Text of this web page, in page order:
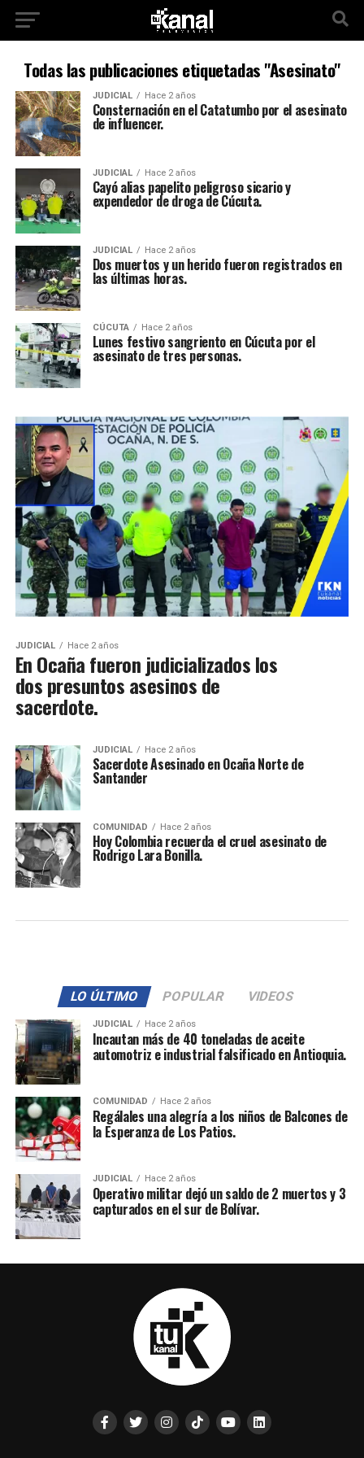
Todas las publicaciones etiquetadas "Asesinato"
JUDICIAL Hace 2 años
Consternación en el Catatumbo por el asesinato
de influencer.
JUDICIAL Hace 2 años
Cayó alias papelito peligroso sicario y
expendedor de droga de Cúcuta.
JUDICIAL Hace 2 años
Dos muertos y un herido fueron registrados en
las últimas horas.
CÚCUTA Hace 2 años
Lunes festivo sangriento en Cúcuta por el
asesinato de tres personas.
JUDICIAL Hace 2 años
En Ocaña fueron judicializados los
dos presuntos asesinos de
sacerdote.
JUDICIAL Hace 2 años
Sacerdote Asesinado en Ocaña Norte de
Santander
COMUNIDAD Hace 2 años
Hoy Colombia recuerda el cruel asesinato de
Rodrigo Lara Bonilla.
LO ÚLTIMO POPULAR VIDEOS
JUDICIAL Hace 2 años
Incautan más de 40 toneladas de aceite
automotriz e industrial falsificado en Antioquia.
COMUNIDAD Hace 2 años
Regálales una alegría a los niños de Balcones de
la Esperanza de Los Patios.
JUDICIAL Hace 2 años
Operativo militar dejó un saldo de 2 muertos y 3
capturados en el sur de Bolívar.